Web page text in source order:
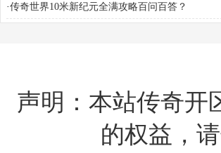
沙城？
·传奇世界10米新纪元全满攻略百问百答？
声明：本站传奇开
的权益，